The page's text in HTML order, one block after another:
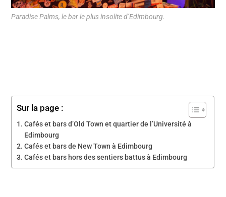
Paradise Palms, le bar le plus insolite d’Edimbourg.
Sur la page :
Cafés et bars d’Old Town et quartier de l’Université à
Edimbourg
Cafés et bars de New Town à Edimbourg
Cafés et bars hors des sentiers battus à Edimbourg